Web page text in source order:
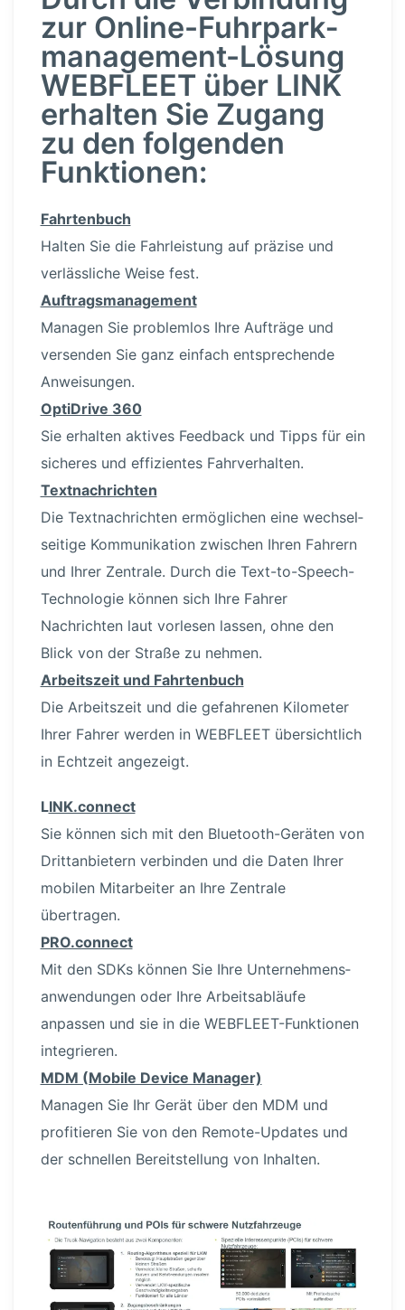
zur Online-Fuhr­park­
ma­nage­men­t-Lösung
WEBFLEET über LINK
erhalten Sie Zugang
zu den folgenden
Funktionen:
Fahrtenbuch
Halten Sie die Fahrleistung auf präzise und
verläss­liche Weise fest.
Auftrags­ma­nagement
Managen Sie problemlos Ihre Aufträge und
versenden Sie ganz einfach entspre­chende
Anweisungen.
OptiDrive 360
Sie erhalten aktives Feedback und Tipps für ein
sicheres und effizientes Fahrver­halten.
Textnach­richten
Die Textnach­richten ermöglichen eine wechsel­
seitige Kommu­ni­kation zwischen Ihren Fahrern
und Ihrer Zentrale. Durch die Text-to-Spee­ch-
Tech­no­logie können sich Ihre Fahrer
Nachrichten laut vorlesen lassen, ohne den
Blick von der Straße zu nehmen.
Arbeitszeit und Fahrtenbuch
Die Arbeitszeit und die gefahrenen Kilometer
Ihrer Fahrer werden in WEBFLEET übersichtlich
in Echtzeit angezeigt.
LINK.connect
Sie können sich mit den Bluetoo­th-Ge­räten von
Dritt­an­bietern verbinden und die Daten Ihrer
mobilen Mitarbeiter an Ihre Zentrale
übertragen.
PRO.connect
Mit den SDKs können Sie Ihre Unter­neh­mens­
an­wen­dungen oder Ihre Arbeits­ab­läufe
anpassen und sie in die WEBFLEE­T-Funk­tionen
integrieren.
MDM (Mobile Device Manager)
Managen Sie Ihr Gerät über den MDM und
profitieren Sie von den Remote-Up­dates und
der schnellen Bereit­stellung von Inhalten.